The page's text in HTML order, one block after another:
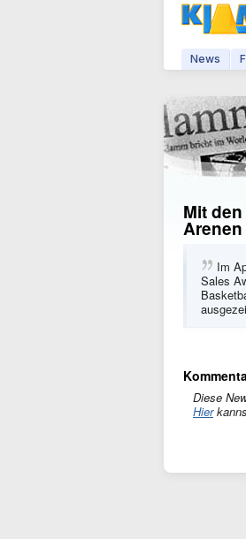
News
Mit
Arenen
Im
Sales
Diese
Hier